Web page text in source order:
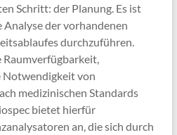
Schritt: der Planung. Es ist
der vorhandenen
durchzuführen.
Notwendigkeit von
medizinischen Standards
bietet hierfür
an, die sich durch